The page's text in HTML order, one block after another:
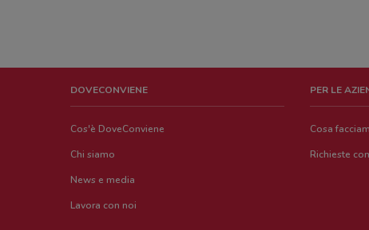
DOVECONVIENE
Cos'è DoveConviene
Chi siamo
News e media
Lavora con noi
PER LE
Cosa
Richieste